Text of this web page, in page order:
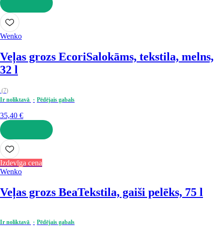
LIKT GROZĀ
Wenko
Veļas grozs EcoriSalokāms, tekstila, melns,
32 l
(7)
Ir noliktavā
Pēdējais gabals
35,40 €
LIKT GROZĀ
Izdevīga cena
Wenko
Veļas grozs BeaTekstila, gaiši pelēks, 75 l
Ir noliktavā Pēdējais gabals